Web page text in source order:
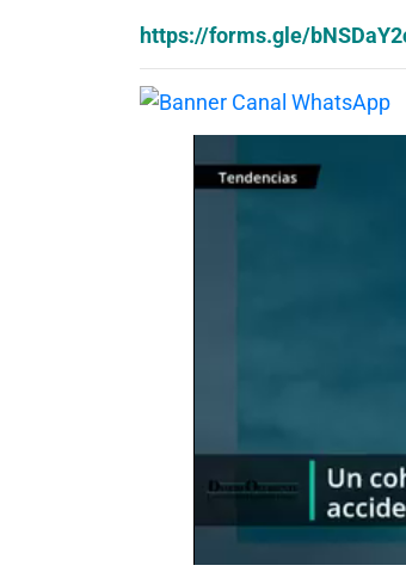
https://forms.gle/